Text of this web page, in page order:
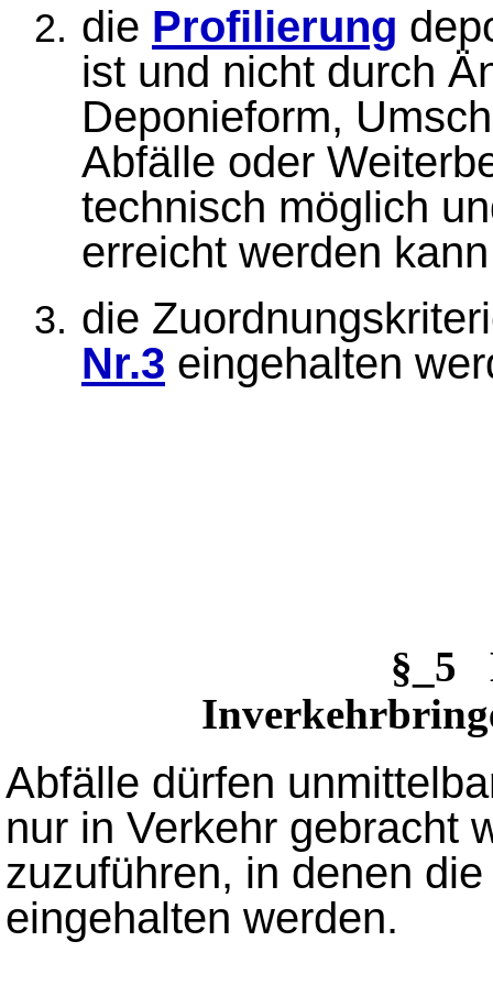
die Profilierung
ist und nicht durch
Deponieform,
Abfälle oder
technisch möglich
erreicht werden
die
Nr.3 eingehalten
§_5
Abfälle dürfen
nur in Verkehr gebracht
zuzuführen, in denen
eingehalten werden.